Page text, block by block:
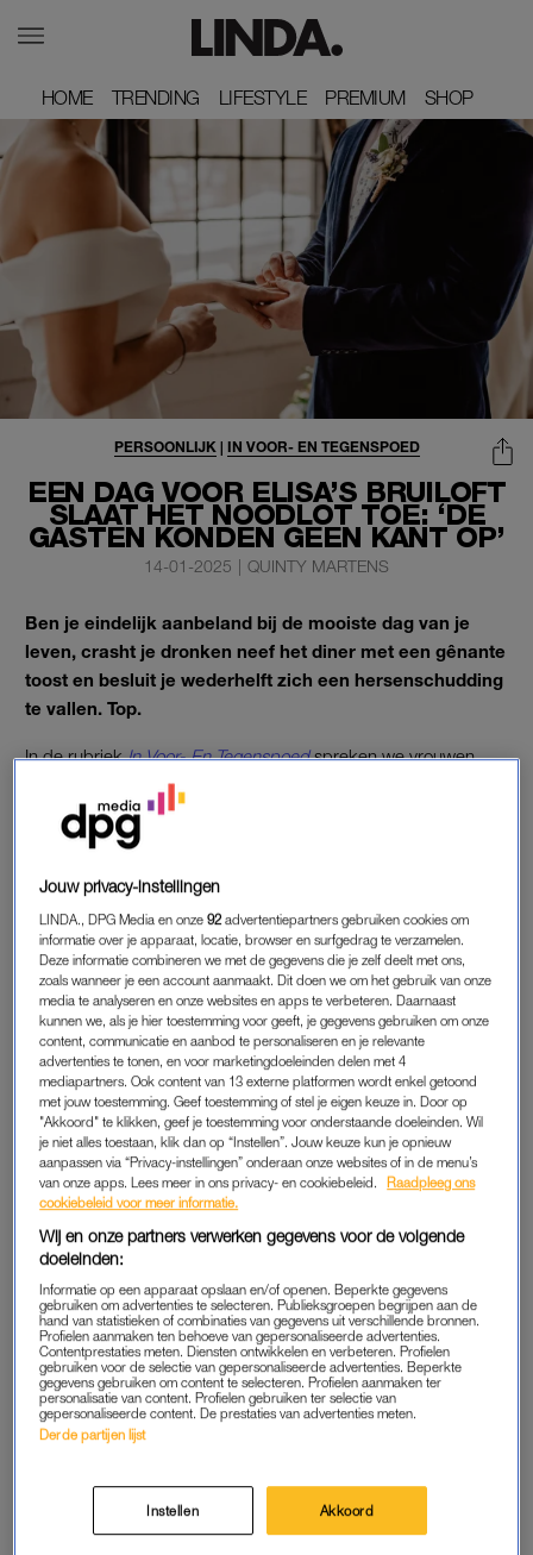
HOME
HOME TRENDING
TRENDING LIFESTYLE
LIFESTYLE PREMIUM
PREMIUM SHOP
SHOP
EEN DAG VOOR ELISA’S BRUILOFT
SLAAT HET NOODLOT TOE: ‘DE
GASTEN KONDEN GEEN KANT OP’
PERSOONLIJK| IN VOOR- EN TEGENSPOED
14-01-2025 | QUINTY MARTENS
Ben je eindelijk aanbeland bij de mooiste dag van je
leven, crasht je dronken neef het diner met een gênante
toost en besluit je wederhelft zich een hersenschudding
te vallen. Top.
In de rubriekIn Voor- En Tegenspoedspreken we vrouwen
wier trouwdag nét niet helemaal volgens plan verliep. Dit keer
het verhaal van Elisa (28).
11 juni 2022
TOSCAANSE BRUILOFT
De driedaagse bruiloft van Elisa vindt plaats in het zonnige
Toscane. “We wilden daar graag trouwen omdat we ons ook
verloofd hadden”, vertelt ze. “De gasten zouden de dag voor
de bruiloft rond drie uur arriveren. Om half zes was er een
wijnproeverij.”
“De ene gast kwam met de auto, de ander met de trein.
Sommigen kwamen met het vliegtuig. We hadden een
shuttlebus gehuurd om hen op te halen.”
SHUTTLEBUS
Als Elisa’s verloofde die middag zijn telefoon opent, slaat de
paniek toe. “We kregen een mail van het bedrijf waarvan we
de shuttlebus hadden gehuurd. De bus was onderweg naar
het vliegveld gecrasht en we kregen geen vervanging. Onze
Elisa rent naar de receptie van het hotel en spreekt de
Jouw privacy-instellingen
LINDA., DPG Media en onze92 advertentiepartners gebruiken cookies om
informatie over je apparaat, locatie, browser en surfgedrag te verzamelen.
Deze informatie combineren we met de gegevens die je zelf deelt met ons,
zoals wanneer je een account aanmaakt. Dit doen we om het gebruik van onze
media te analyseren en onze websites en apps te verbeteren. Daarnaast
kunnen we, als je hier toestemming voor geeft, je gegevens gebruiken om onze
content, communicatie en aanbod te personaliseren en je relevante
advertenties te tonen, en voor marketingdoeleinden delen met 4
mediapartners. Ook content van 13 externe platformen wordt enkel getoond
met jouw toestemming. Geef toestemming of stel je eigen keuze in. Door op
"Akkoord" te klikken, geef je toestemming voor onderstaande doeleinden. Wil
je niet alles toestaan, klik dan op “Instellen”. Jouw keuze kun je opnieuw
aanpassen via “Privacy-instellingen” onderaan onze websites of in de menu’s
van onze apps. Lees meer in ons privacy- en cookiebeleid.
Raadpleeg ons
cookiebeleid voor meer informatie.
Wij en onze partners verwerken gegevens voor de volgende
doeleinden:
Informatie op een apparaat opslaan en/of openen. Beperkte gegevens
gebruiken om advertenties te selecteren. Publieksgroepen begrijpen aan de
hand van statistieken of combinaties van gegevens uit verschillende bronnen.
Profielen aanmaken ten behoeve van gepersonaliseerde advertenties.
Contentprestaties meten. Diensten ontwikkelen en verbeteren. Profielen
gebruiken voor de selectie van gepersonaliseerde advertenties. Beperkte
gegevens gebruiken om content te selecteren. Profielen aanmaken ter
personalisatie van content. Profielen gebruiken ter selectie van
gepersonaliseerde content. De prestaties van advertenties meten.
Derde partijen lijst
Instellen Akkoord